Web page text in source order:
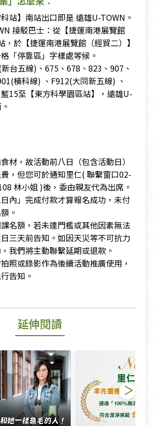
站】南站出口即是 遠雄U-TOWN。
接駁巴士：從【捷運南港展覽館
，於【捷運南港展覽館（經貿二）】
「停靠區」字樣處等候。
台五線)、675、678、823、907、
橫科線) 、F912(大同新五線) 、
15至【東方科學園區站】，遠雄U-
材，故活動前八日（包含活動日）
，但您可於通知里仁( 聯繫窗口02-
林小姐 )後，委由親友代為出席。
內」完成付款才算報名成功，未付
。
名額，若未達門檻或其他因素無法
三天前告知。如因天災等不可抗力
我們將主動聯繫延期或退款。
照或錄影作為後續活動推廣使用，
告知。
延伸閱讀